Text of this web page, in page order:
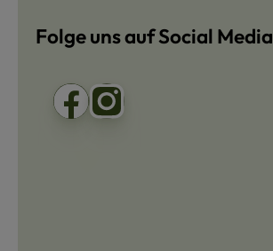
Folge uns auf Social Media